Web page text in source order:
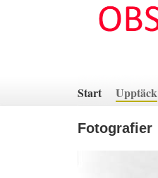
innehåll
Start Upptäck
Fotografier